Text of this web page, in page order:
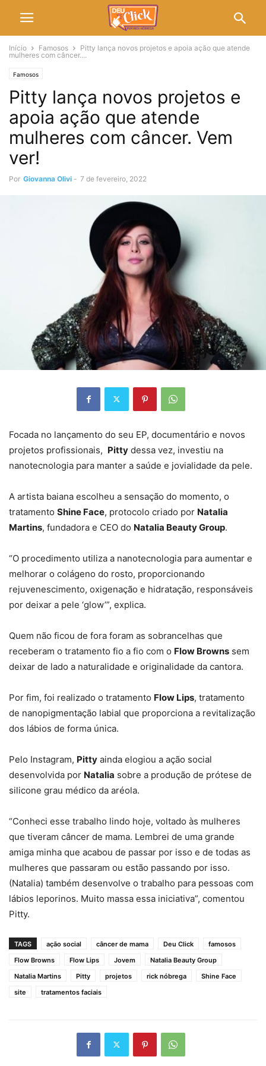
Início Famosos
Pitty lança novos projetos e apoia ação que atende
mulheres com câncer....
Famosos
Pitty lança novos projetos e
apoia ação que atende
mulheres com câncer. Vem
ver!
Por Giovanna Olivi - 7 de fevereiro, 2022
Focada no lançamento do seu EP, documentário e novos
projetos profissionais, Pitty dessa vez, investiu na
nanotecnologia para manter a saúde e jovialidade da pele.
A artista baiana escolheu a sensação do momento, o
tratamento Shine Face, protocolo criado por Natalia
Martins, fundadora e CEO do Natalia Beauty Group.
“O procedimento utiliza a nanotecnologia para aumentar e
melhorar o colágeno do rosto, proporcionando
rejuvenescimento, oxigenação e hidratação, responsáveis
por deixar a pele ‘glow’”, explica.
Quem não ficou de fora foram as sobrancelhas que
receberam o tratamento fio a fio com o Flow Browns sem
deixar de lado a naturalidade e originalidade da cantora.
Por fim, foi realizado o tratamento Flow Lips, tratamento
de nanopigmentação labial que proporciona a revitalização
dos lábios de forma única.
Pelo Instagram, Pitty ainda elogiou a ação social
desenvolvida por Natalia sobre a produção de prótese de
silicone grau médico da aréola.
“Conheci esse trabalho lindo hoje, voltado às mulheres
que tiveram câncer de mama. Lembrei de uma grande
amiga minha que acabou de passar por isso e de todas as
mulheres que passaram ou estão passando por isso.
(Natalia) também desenvolve o trabalho para pessoas com
lábios leporinos. Muito massa essa iniciativa”, comentou
Pitty.
TAGS ação social câncer de mama Deu Click
famosos
Flow Browns
Flow Lips Jovem
Natalia Beauty Group
Natalia Martins
Pitty projetos rick nóbrega
Shine Face
site
tratamentos faciais